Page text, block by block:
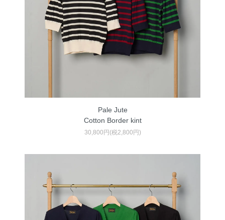
Pale Jute
Cotton Border kint
30,800円(税2,800円)